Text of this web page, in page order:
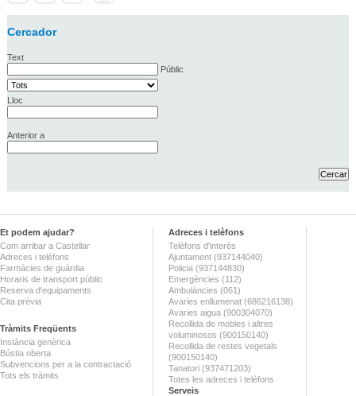
Cercador
Text
Públic
Lloc
Anterior a
Et podem ajudar?
Com arribar a Castellar
Adreces i telèfons
Farmàcies de guàrdia
Horaris de transport públic
Reserva d'equipaments
Cita prèvia
Tràmits Freqüents
Instància genèrica
Bústia oberta
Subvencions per a la contractació
Tots els tràmits
Adreces i telèfons
Telèfons d'interès
Ajuntament (937144040)
Policia (937144830)
Emergències (112)
Ambulàncies (061)
Avaries enllumenat (686216138)
Avaries aigua (900304070)
Recollida de mobles i altres
voluminosos (900150140)
Recollida de restes vegetals
(900150140)
Tanatori (937471203)
Totes les adreces i telèfons
Serveis